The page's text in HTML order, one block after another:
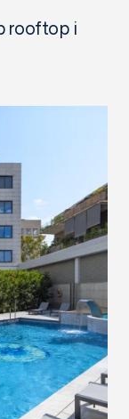
rooftop i